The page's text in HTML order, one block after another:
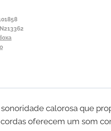
calorosa que
oferecem um som